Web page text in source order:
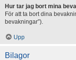
Hur tar jag bort mina
För att ta bort dina
bevakningar”).
Upp
Bilagor